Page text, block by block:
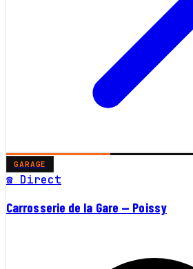
GARAGE
☎ Direct
Carrosserie de la Gare — Poissy